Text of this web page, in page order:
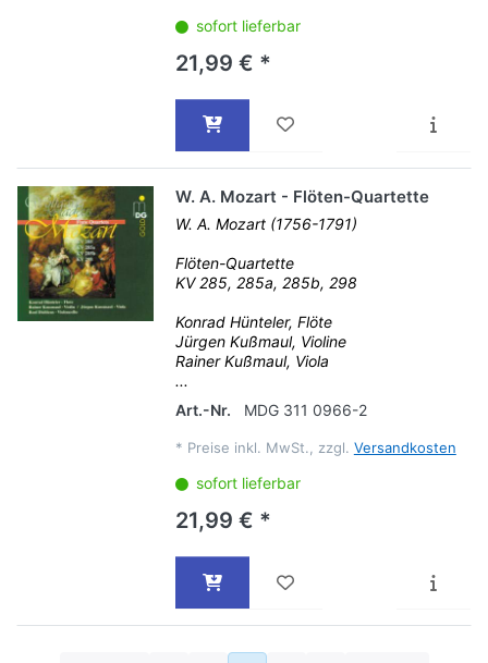
sofort lieferbar
21,99 € *
W. A. Mozart - Flöten-Quartette
W. A. Mozart (1756-1791)
Flöten-Quartette
KV 285, 285a, 285b, 298
Konrad Hünteler, Flöte
Jürgen Kußmaul, Violine
Rainer Kußmaul, Viola
...
Art.-Nr.
MDG 311 0966-2
* Preise inkl. MwSt., zzgl. Versandkosten
sofort lieferbar
21,99 € *